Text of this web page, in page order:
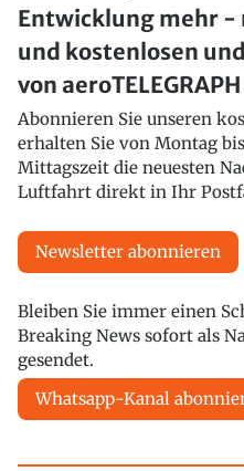
Entwicklung mehr -
und kostenlosen
von aeroTELEGRAPH
Abonnieren Sie unseren
erhalten Sie von Montag
Mittagszeit die neuesten
Luftfahrt direkt in Ihr
Newsletter abonnieren
Bleiben Sie immer einen
Breaking News sofort als
gesendet.
Whatsapp-Kanal